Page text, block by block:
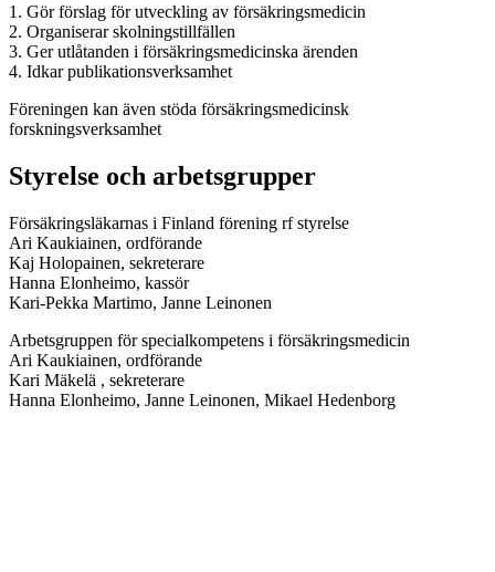
1. Gör förslag för utveckling av försäkringsmedicin
2. Organiserar skolningstillfällen
3. Ger utlåtanden i försäkringsmedicinska ärenden
4. Idkar publikationsverksamhet
Föreningen kan även stöda försäkringsmedicinsk
forskningsverksamhet
Styrelse och arbetsgrupper
Försäkringsläkarnas i Finland förening rf styrelse
Ari Kaukiainen, ordförande
Kaj Holopainen, sekreterare
Hanna Elonheimo, kassör
Kari-Pekka Martimo, Janne Leinonen
Arbetsgruppen för specialkompetens i försäkringsmedicin
Ari Kaukiainen, ordförande
Kari Mäkelä , sekreterare
Hanna Elonheimo, Janne Leinonen, Mikael Hedenborg